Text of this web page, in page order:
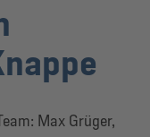
Max Grüger,